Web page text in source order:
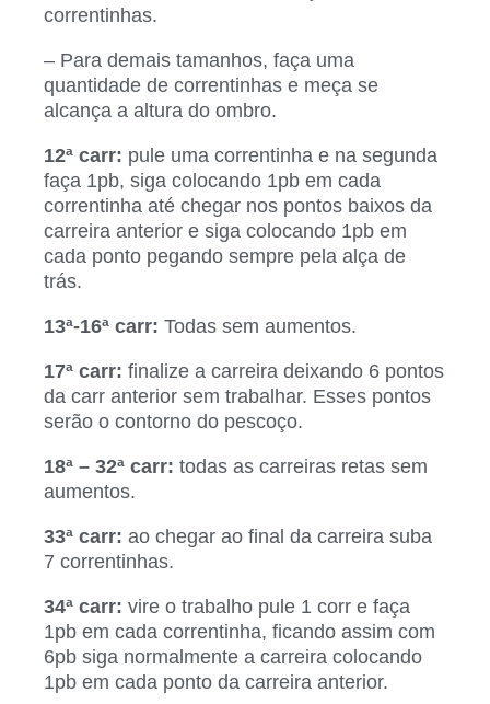
correntinhas.
– Para demais tamanhos, faça uma
quantidade de correntinhas e meça se
alcança a altura do ombro.
12ª carr: pule uma correntinha e na segunda
faça 1pb, siga colocando 1pb em cada
correntinha até chegar nos pontos baixos da
carreira anterior e siga colocando 1pb em
cada ponto pegando sempre pela alça de
trás.
13ª-16ª carr: Todas sem aumentos.
17ª carr: finalize a carreira deixando 6 pontos
da carr anterior sem trabalhar. Esses pontos
serão o contorno do pescoço.
18ª – 32ª carr: todas as carreiras retas sem
aumentos.
33ª carr: ao chegar ao final da carreira suba
7 correntinhas.
34ª carr: vire o trabalho pule 1 corr e faça
1pb em cada correntinha, ficando assim com
6pb siga normalmente a carreira colocando
1pb em cada ponto da carreira anterior.